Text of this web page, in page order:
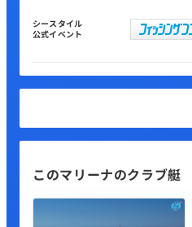
シースタイル
公式イベント
このマリーナのクラブ艇